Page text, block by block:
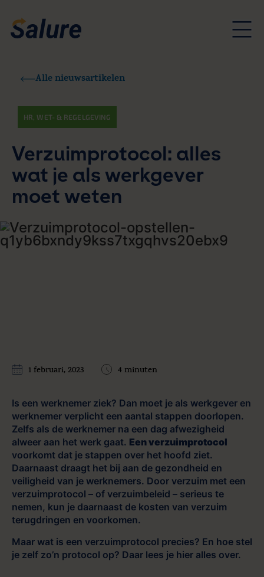
Alle nieuwsartikelen
HR, WET- & REGELGEVING
Verzuimprotocol: alles
wat je als werkgever
moet weten
1 februari, 2023 4 minuten
Is een werknemer ziek? Dan moet je als werkgever en
werknemer verplicht een aantal stappen doorlopen.
Zelfs als de werknemer na een dag afwezigheid
alweer aan het werk gaat. Een verzuimprotocol
voorkomt dat je stappen over het hoofd ziet.
Daarnaast draagt het bij aan de gezondheid en
veiligheid van je werknemers. Door verzuim met een
verzuimprotocol – of verzuimbeleid – serieus te
nemen, kun je daarnaast de kosten van verzuim
terugdringen en voorkomen.
Maar wat is een verzuimprotocol precies? En hoe stel
je zelf zo’n protocol op? Daar lees je hier alles over.